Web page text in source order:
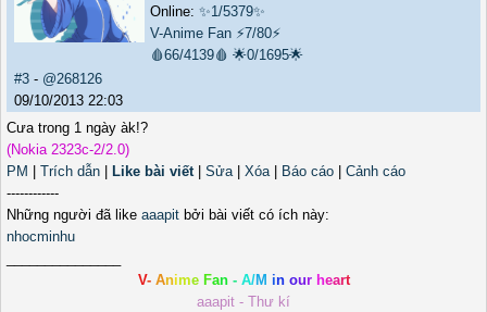
Online: ✨1/5379✨
V-Anime Fan ⚡7/80⚡
🩸66/4139🩸 🌟0/1695🌟
#3 - @268126
09/10/2013 22:03
Cưa trong 1 ngày àk!?
(Nokia 2323c-2/2.0)
PM
Trích dẫn Like bài viết| Sửa| Xóa| Báo cáo
Cảnh cáo
------------
Những người đã like aaapit bởi bài viết có ích này:
nhocminhu
V- Anime Fan - A/M in our heart
aaapit - Thư kí